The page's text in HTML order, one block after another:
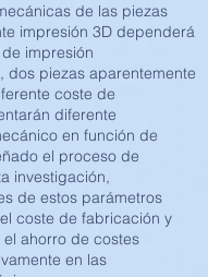
de las piezas
impresión 3D dependerá
impresión
dos piezas aparentemente
coste de
diferente
en función de
el proceso de
investigación,
de estos parámetros
coste de fabricación y
ahorro de costes
en las